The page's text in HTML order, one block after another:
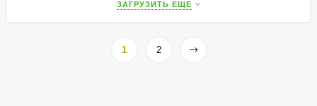
ЗАГРУЗИТЬ ЕЩЕ
1 2